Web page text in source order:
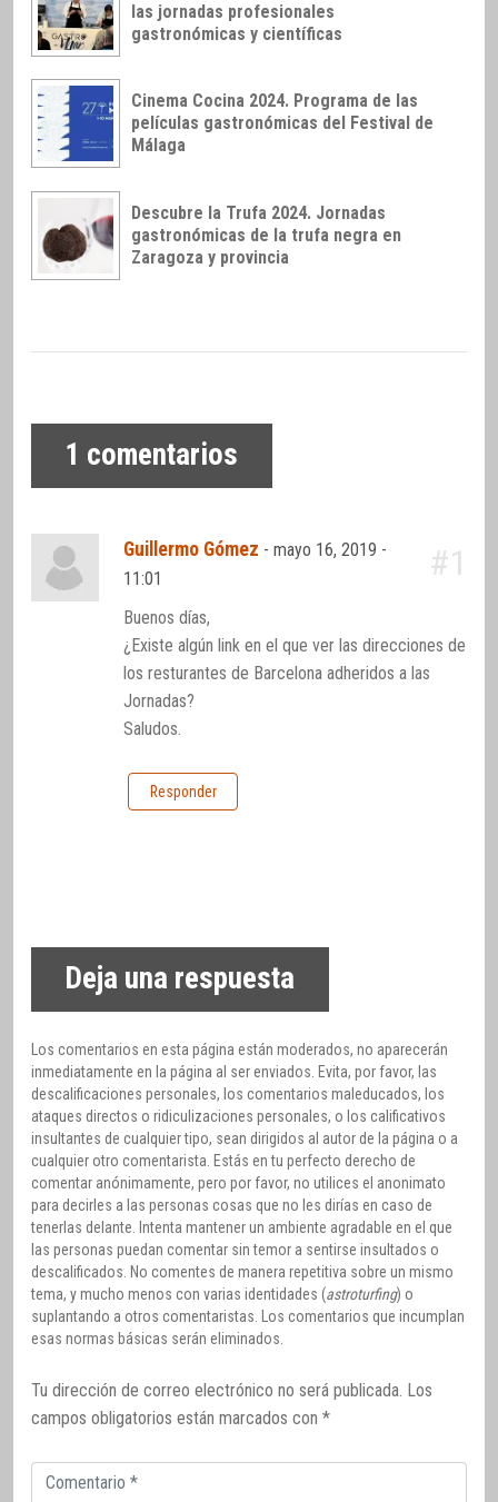
las jornadas profesionales
gastronómicas y científicas
Cinema Cocina 2024. Programa de las
películas gastronómicas del Festival de
Málaga
Descubre la Trufa 2024. Jornadas
gastronómicas de la trufa negra en
Zaragoza y provincia
1 comentarios
Guillermo Gómez -mayo 16, 2019 -
11:01
#1
Buenos días,
¿Existe algún link en el que ver las direcciones de
los resturantes de Barcelona adheridos a las
Jornadas?
Saludos.
Responder
Deja una respuesta
Los comentarios en esta página están moderados, no aparecerán
inmediatamente en la página al ser enviados. Evita, por favor, las
descalificaciones personales, los comentarios maleducados, los
ataques directos o ridiculizaciones personales, o los calificativos
insultantes de cualquier tipo, sean dirigidos al autor de la página o a
cualquier otro comentarista. Estás en tu perfecto derecho de
comentar anónimamente, pero por favor, no utilices el anonimato
para decirles a las personas cosas que no les dirías en caso de
tenerlas delante. Intenta mantener un ambiente agradable en el que
las personas puedan comentar sin temor a sentirse insultados o
descalificados. No comentes de manera repetitiva sobre un mismo
tema, y mucho menos con varias identidades (astroturfing) o
suplantando a otros comentaristas. Los comentarios que incumplan
esas normas básicas serán eliminados.
Tu dirección de correo electrónico no será publicada. Los
campos obligatorios están marcados con *
Comentario